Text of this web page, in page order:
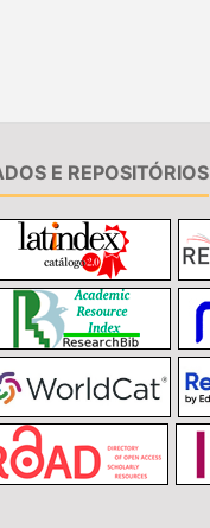
E REPOSITÓRIOS